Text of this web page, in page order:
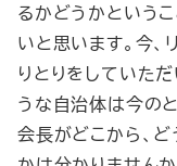
るかどうかという
いと思います。今、
りとりをしていた
うな自治体は今の
会長がどこから、